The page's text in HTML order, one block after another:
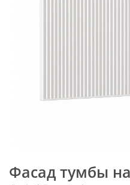
Фасад тумбы